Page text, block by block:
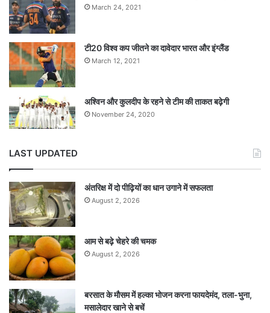
March 24, 2021
टी20 विश्व कप जीतने का दावेदार भारत और इंग्लैंड
March 12, 2021
अश्विन और कुलदीप के रहने से टीम की ताकत बढ़ेगी
November 24, 2020
LAST UPDATED
अंतरिक्ष में दो पीढ़ियों का धान उगाने में सफलता
August 2, 2026
आम से बढ़े चेहरे की चमक
August 2, 2026
बरसात के मौसम में हल्का भोजन करना फायदेमंद, तला-भुना,
मसालेदार खाने से बचें